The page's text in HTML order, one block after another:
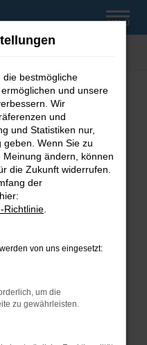
MENÜ
dir helfen können:
und deine
Beispiel deine
Seiten
Seite in einem
die bestmögliche
und unsere
Wir
und
und Statistiken nur,
geben. Wenn Sie zu
ändern, können
die Zukunft widerrufen.
der
Richtlinie
von uns eingesetzt:
um die
zu gewährleisten.